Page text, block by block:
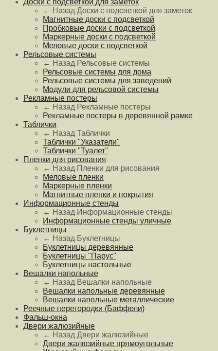
Доски с подсветкой для заметок
← Назад Доски с подсветкой для заметок
Магнитные доски с подсветкой
Пробковые доски с подсветкой
Маркерные доски с подсветкой
Меловые доски с подсветкой
Рельсовые системы
← Назад Рельсовые системы
Рельсовые системы для дома
Рельсовые системы для заведений
Модули для рельсовой системы
Рекламные постеры
← Назад Рекламные постеры
Рекламные постеры в деревянной рамке
Таблички
← Назад Таблички
Таблички "Указатели"
Таблички "Туалет"
Пленки для рисования
← Назад Пленки для рисования
Меловые пленки
Маркерные пленки
Магнитные пленки и покрытия
Информационные стенды
← Назад Информационные стенды
Информационные стенды уличные
Буклетницы
← Назад Буклетницы
Буклетницы деревянные
Буклетницы "Парус"
Буклетницы настольные
Вешалки напольные
← Назад Вешалки напольные
Вешалки напольные деревянные
Вешалки напольные металлические
Реечные перегородки (Баффели)
Фальш-окна
Двери жалюзийные
← Назад Двери жалюзийные
Двери жалюзийные прямоугольные